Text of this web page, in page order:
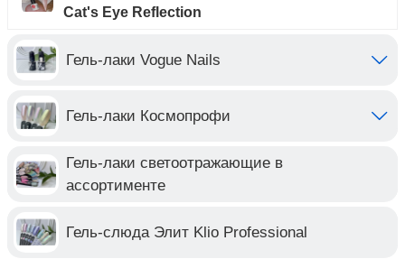
Cat's Eye Reflection
Гель-лаки Vogue Nails
Гель-лаки Космопрофи
Гель-лаки светоотражающие в
ассортименте
Гель-слюда Элит Klio Professional